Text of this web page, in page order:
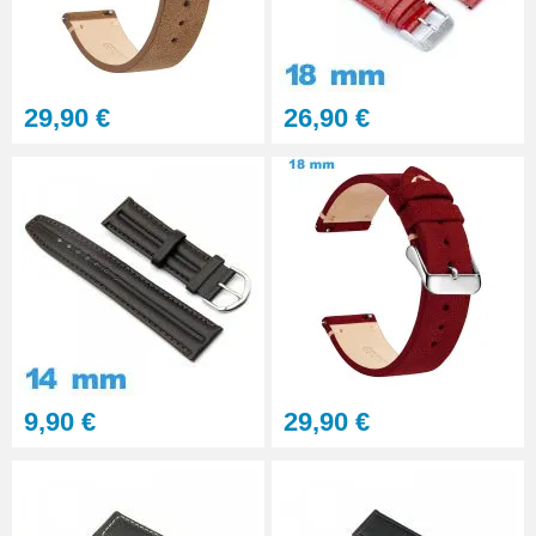
Gros pointeau de pose
manipulation bracelet montre
Outil pointeau de pose suisse
professionnel BERGEON
28,90 €
Interchangeable
29,90 € 26,90 €
9,90 € 29,90 €